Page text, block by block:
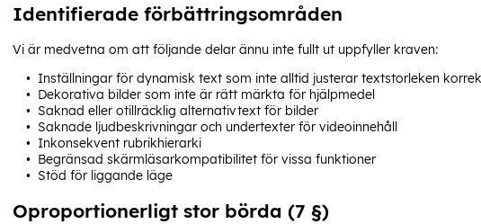
Identifierade förbättringsområden
Vi är medvetna om att följande delar ännu inte fullt ut uppfyller kraven:
Inställningar för dynamisk text som inte alltid justerar textstorleken
Dekorativa bilder som inte är rätt märkta för hjälpmedel
Saknad eller otillräcklig alternativtext för bilder
Saknade ljudbeskrivningar och undertexter för videoinnehåll
Inkonsekvent rubrikhierarki
Begränsad skärmläsarkompatibilitet för vissa funktioner
Stöd för liggande läge
Oproportionerligt stor börda (7 §)